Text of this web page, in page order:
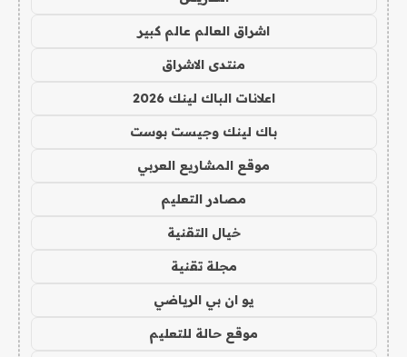
اشراق العالم عالم كبير
منتدى الاشراق
اعلانات الباك لينك 2026
باك لينك وجيست بوست
موقع المشاريع العربي
مصادر التعليم
خيال التقنية
مجلة تقنية
يو ان بي الرياضي
موقع حالة للتعليم